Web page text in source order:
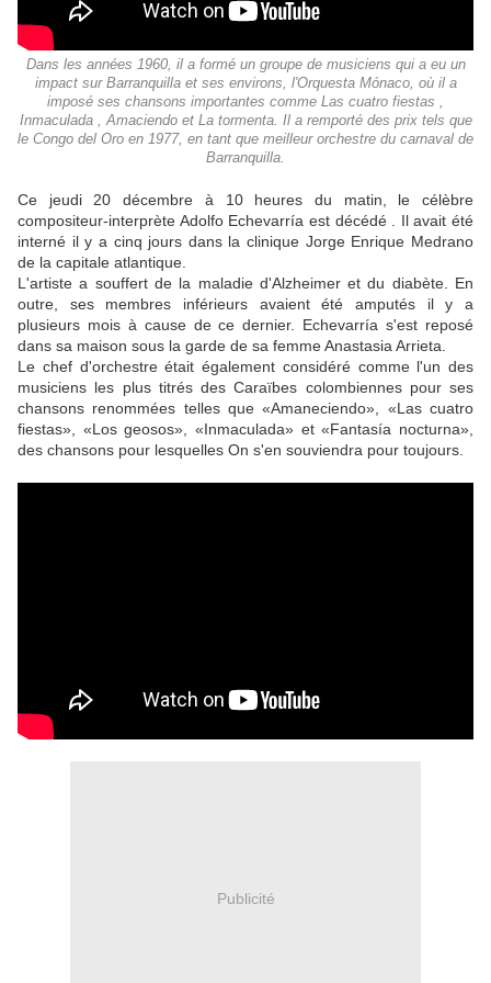
Dans les années 1960, il a formé un groupe de musiciens qui a eu un
impact sur Barranquilla et ses environs, l'Orquesta Mónaco, où il a
imposé ses chansons importantes comme Las cuatro fiestas ,
Inmaculada , Amaciendo et La tormenta. Il a remporté des prix tels que
le Congo del Oro en 1977, en tant que meilleur orchestre du carnaval de
Barranquilla.
Ce jeudi 20 décembre à 10 heures du matin, le célèbre
compositeur-interprète Adolfo Echevarría est décédé . Il avait été
interné il y a cinq jours dans la clinique Jorge Enrique Medrano
de la capitale atlantique.
L'artiste a souffert de la maladie d'Alzheimer et du diabète. En
outre, ses membres inférieurs avaient été amputés il y a
plusieurs mois à cause de ce dernier. Echevarría s'est reposé
dans sa maison sous la garde de sa femme Anastasia Arrieta.
Le chef d'orchestre était également considéré comme l'un des
musiciens les plus titrés des Caraïbes colombiennes pour ses
chansons renommées telles que «Amaneciendo», «Las cuatro
fiestas», «Los geosos», «Inmaculada» et «Fantasía nocturna»,
des chansons pour lesquelles On s'en souviendra pour toujours.
Publicité